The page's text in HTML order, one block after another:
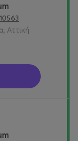
Αττική